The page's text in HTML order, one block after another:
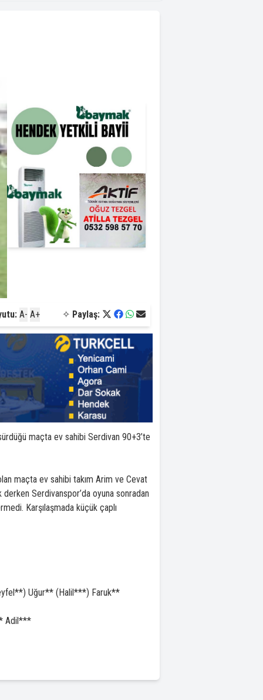
A- A+ ✧ Paylaş:
maçta ev sahibi Serdivan 90+3’te
maçta ev sahibi takım Arim ve Cevat
Serdivanspor’da oyuna sonradan
Karşılaşmada küçük çaplı
Uğur** (Halil***) Faruk**
Adil***